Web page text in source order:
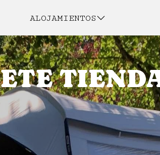
ALOJAMIENTOS